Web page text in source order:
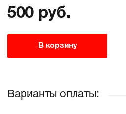
500 руб.
В корзину
Варианты оплаты: